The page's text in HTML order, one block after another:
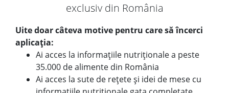
exclusiv din România
Uite doar câteva motive pentru care să încerci
aplicația:
Ai acces la informațiile nutriționale a peste
35.000 de alimente din România
Ai acces la sute de rețete și idei de mese cu